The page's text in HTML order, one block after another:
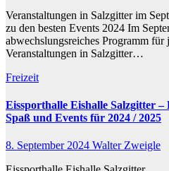
Veranstaltungen in Salzgitter im
zu den besten Events 2024 Im
abwechslungsreiches Programm
Veranstaltungen in Salzgitter…
Freizeit
Eissporthalle Eishalle Salzgitter
Spaß und Events für 2024 / 2025
8. September 2024 Walter Zweigle